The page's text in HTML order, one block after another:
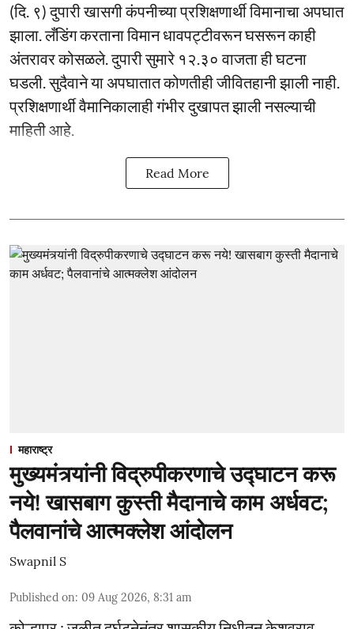
(दि. ९) दुपारी खासगी कंपनीच्या प्रशिक्षणार्थी विमानाचा अपघात
झाला. लँडिंग करताना विमान धावपट्टीवरून घसरून काही
अंतरावर कोसळले. दुपारी सुमारे १२.३० वाजता ही घटना
घडली. सुदैवाने या अपघातात कोणतीही जीवितहानी झाली नाही.
प्रशिक्षणार्थी वैमानिकालाही गंभीर दुखापत झाली नसल्याची
माहिती आहे.
Read More
महाराष्ट्र
मुख्यमंत्र्यांनी विद्रुपीकरणाचे उद्घाटन करू
नये! खासबाग कुस्ती मैदानाचे काम अर्धवट;
पैलवानांचे आत्मक्लेश आंदोलन
Swapnil S
Published on: 09 Aug 2026, 8:31 am